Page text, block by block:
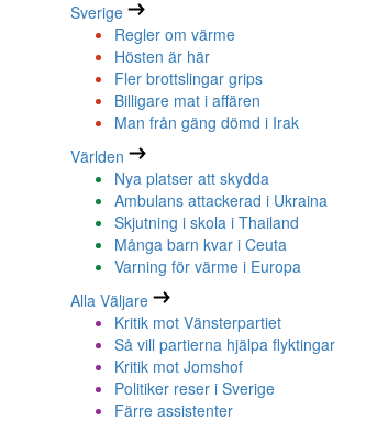
Sverige
Regler om värme
Hösten är här
Fler brottslingar grips
Billigare mat i affären
Man från gäng dömd i Irak
Världen
Nya platser att skydda
Ambulans attackerad i Ukraina
Skjutning i skola i Thailand
Många barn kvar i Ceuta
Varning för värme i Europa
Alla Väljare
Kritik mot Vänsterpartiet
Så vill partierna hjälpa flyktingar
Kritik mot Jomshof
Politiker reser i Sverige
Färre assistenter